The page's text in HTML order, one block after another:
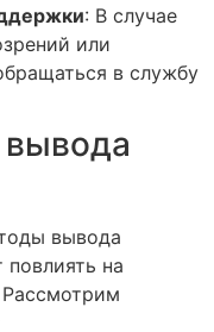
: В случае
или
в службу
вывода
на
Рассмотрим